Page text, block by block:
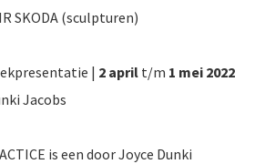
SKODA (sculpturen)
| 2 aprilt/m 1 mei2022
Jacobs
is een door Joyce Dunki